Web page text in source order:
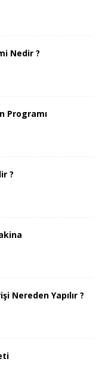
Nedir ?
Programı
?
Nereden Yapılır ?